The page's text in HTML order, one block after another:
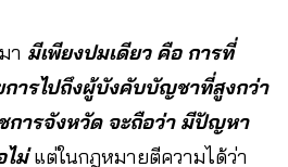
า มีเพียงปมเดียว คือ การที่
ารไปถึงผู้บังคับบัญชาที่สูงกว่า
การจังหวัด จะถือว่า มีปัญหา
ไม่แต่ในกฎหมายตีความได้ว่า